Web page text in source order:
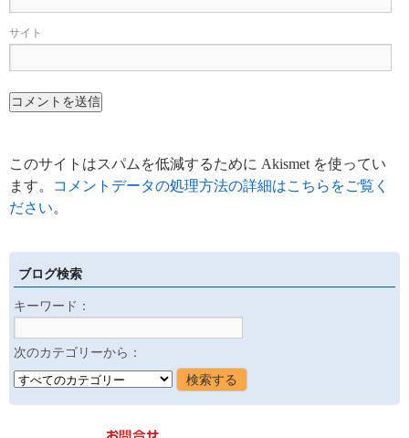
サイト
このサイトはスパムを低減するために Akismet を使ってい
ます。
コメントデータの処理方法の詳細はこちらをご覧く
ださい。
ブログ検索
キーワード：
次のカテゴリーから：